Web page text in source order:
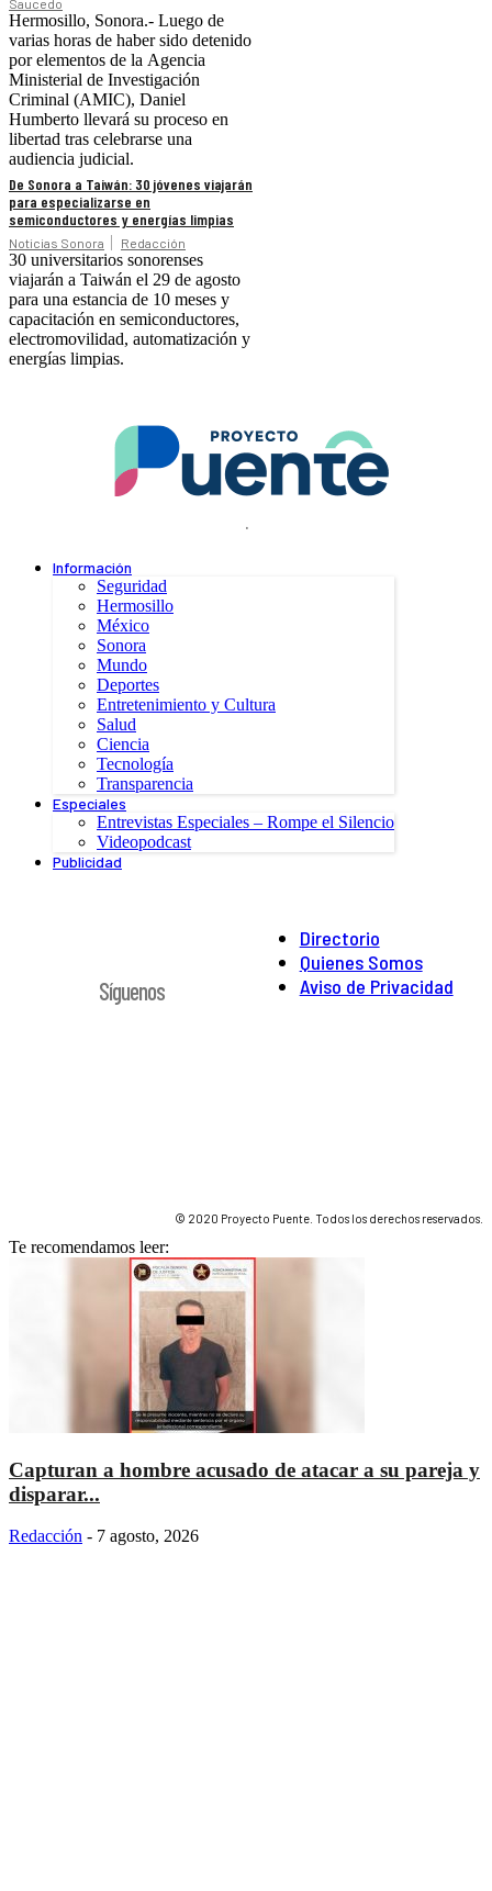
Saucedo
Hermosillo, Sonora.- Luego de
varias horas de haber sido detenido
por elementos de la Agencia
Ministerial de Investigación
Criminal (AMIC), Daniel
Humberto llevará su proceso en
libertad tras celebrarse una
audiencia judicial.
De Sonora a Taiwán: 30 jóvenes viajarán
para especializarse en
semiconductores y energías limpias
Noticias Sonora Redacción
30 universitarios sonorenses
viajarán a Taiwán el 29 de agosto
para una estancia de 10 meses y
capacitación en semiconductores,
electromovilidad, automatización y
energías limpias.
.
Información
Seguridad
Hermosillo
México
Sonora
Mundo
Deportes
Entretenimiento y Cultura
Salud
Ciencia
Tecnología
Transparencia
Especiales
Entrevistas Especiales – Rompe el Silencio
Videopodcast
Publicidad
Directorio
Quienes Somos
Aviso de Privacidad
Síguenos
© 2020 Proyecto Puente. Todos los derechos reservados.
Te recomendamos leer:
Capturan a hombre acusado de atacar a su pareja y
disparar...
Redacción - 7 agosto, 2026